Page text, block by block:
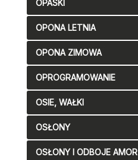
OPASKI
OPONA LETNIA
OPONA ZIMOWA
OPROGRAMOWANIE
OSIE, WAŁKI
OSŁONY
OSŁONY I ODBOJE AMOR